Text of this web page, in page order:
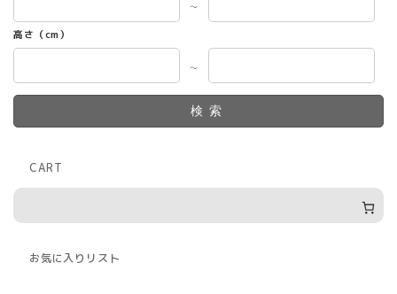
～
高さ（cm）
～
検索
CART
お気に入りリスト